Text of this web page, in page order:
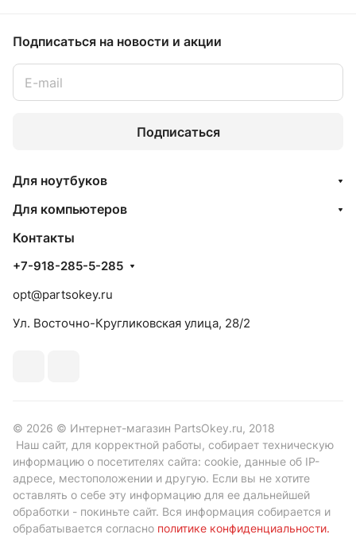
Подписаться на новости и акции
Подписаться
Для ноутбуков
Для компьютеров
Контакты
+7-918-285-5-285
opt@partsokey.ru
Ул. Восточно-Кругликовская улица, 28/2
© 2026 © Интернет-магазин PartsOkey.ru, 2018
Наш сайт, для корректной работы, собирает техническую
информацию о посетителях сайта: cookie, данные об IP-
адресе, местоположении и другую. Если вы не хотите
оставлять о себе эту информацию для ее дальнейшей
обработки - покиньте сайт. Вся информация собирается и
обрабатывается согласно политике конфиденциальности.